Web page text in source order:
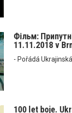
Фільм:
11.11.2018 v
- Pořádá
100 let boje.